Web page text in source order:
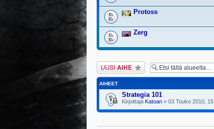
Protoss
Zerg
Lähetä uusi viesti
AIHEET
Strategia 101
Kirjoittaja Katoan » 03 Touko 2010,